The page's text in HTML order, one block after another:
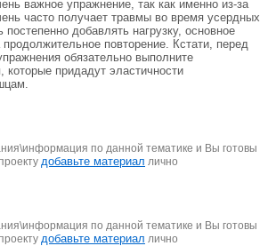
важное упражнение, так как именно из-за
часто получает травмы во время усердных
постепенно добавлять нагрузку, основное
повторение. Кстати, перед
обязательно выполните
придадут эластичности
по данной тематике и Вы готовы
добавьте материал лично
по данной тематике и Вы готовы
добавьте материал лично